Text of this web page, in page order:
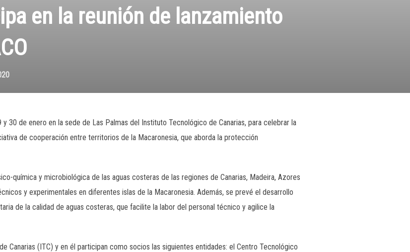
en la reunión de lanzamiento
30 de enero en la sede de Las Palmas del Instituto Tecnológico de Canarias, para celebrar la
de cooperación entre territorios de la Macaronesia, que aborda la protección
química y microbiológica de las aguas costeras de las regiones de Canarias, Madeira, Azores
y experimentales en diferentes islas de la Macaronesia. Además, se prevé el desarrollo
de la calidad de aguas costeras, que facilite la labor del personal técnico y agilice la
Canarias (ITC) y en él participan como socios las siguientes entidades: el Centro Tecnológico